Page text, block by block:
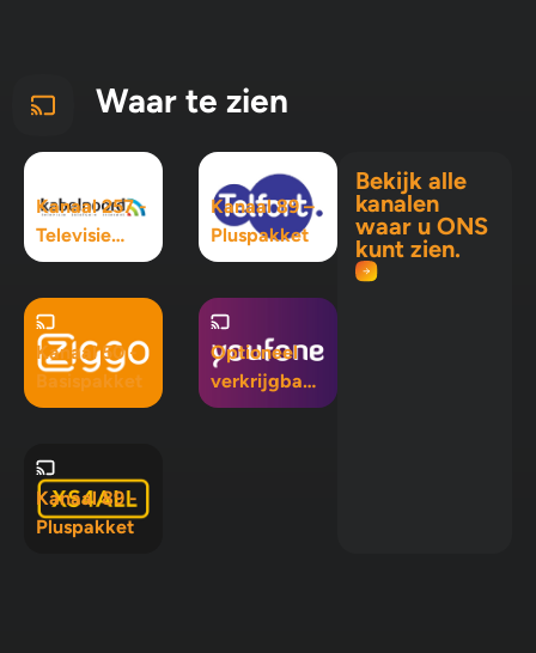
Waar te zien
Kanaal 257 -
Televisie
Maximaal
Kanaal 89 –
Pluspakket
Kanaal 50 -
Basispakket
Optioneel
verkrijgbaar
in Mix 5, Mix
Kanaal 89 -
Pluspakket
Bekijk alle
kanalen
waar u ONS
kunt zien.